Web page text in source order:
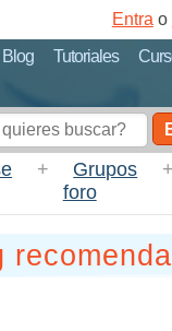
Blog Tutoriales
Entra o
+ Grupos +
foro